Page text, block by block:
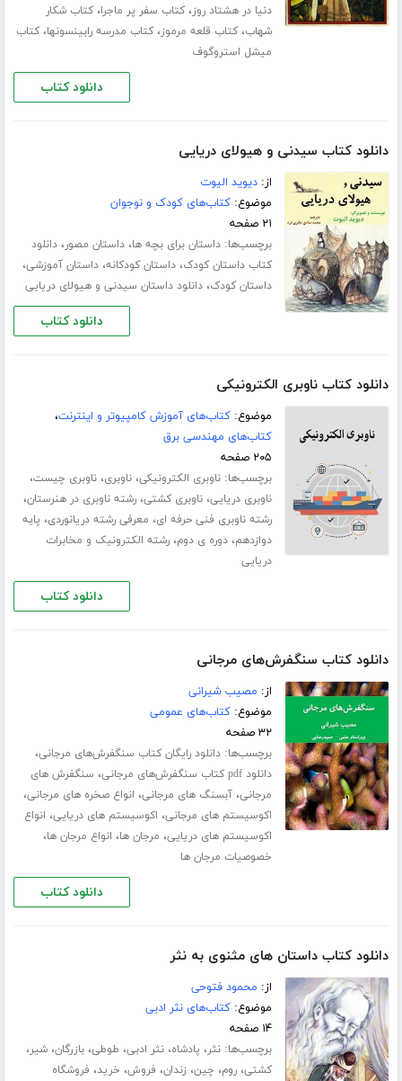
دنیا در هشتاد روز،کتاب سفر پر ماجرا،کتاب شکار
شهاب،کتاب قلعه مرموز،کتاب مدرسه رابینسونها،کتاب
میشل استروگوف
دانلود کتاب
دانلود کتاب سیدنی و هیولای دریایی
از:دیوید الیوت
موضوع:کتاب‌های کودک و نوجوان
۲۱ صفحه
برچسب‌ها:داستان برای بچه ها،داستان مصور،دانلود
کتاب داستان کودک،داستان کودکانه،داستان آموزشی،
داستان کودک،دانلود داستان سیدنی و هیولای دریایی
دانلود کتاب
دانلود کتاب ناوبری الکترونیکی
موضوع:کتاب‌های آموزش کامپیوتر و اینترنت،
کتاب‌های مهندسی برق
۲۰۵ صفحه
برچسب‌ها:ناوبری الکترونیکی،ناوبری،ناوبری چیست،
ناوبری دریایی،ناوبری کشتی،رشته ناوبری در هنرستان،
رشته ناوبری فنی حرفه ای، معرفی رشته دریانوردی، پایه
دوازدهم،دوره ی دوم،رشته الکترونیک و مخابرات
دریایی
دانلود کتاب
دانلود کتاب سنگفرش‌های مرجانی
از: مصیب شیرانی
موضوع:کتاب‌های عمومی
۳۲ صفحه
برچسب‌ها:دانلود رایگان کتاب سنگفرش‌های مرجانی،
دانلود pdf کتاب سنگفرش‌های مرجانی ، سنگفرش های
مرجانی،آبسنگ های مرجانی، انواع صخره های مرجانی،
اکوسیستم های مرجانی، اکوسیستم های دریایی، انواع
اکوسیستم های دریایی، مرجان ها، انواع مرجان ها،
خصوصیات مرجان ها
دانلود کتاب
دانلود کتاب داستان های مثنوی به نثر
از: محمود فتوحی
موضوع:کتاب‌های نثر ادبی
۱۴ صفحه
برچسب‌ها:نثر، پادشاه،نثر ادبی، طوطی،بازرگان،شیر،
کشتی،روم، چین، زندان، فروش، خرید، فروشگاه